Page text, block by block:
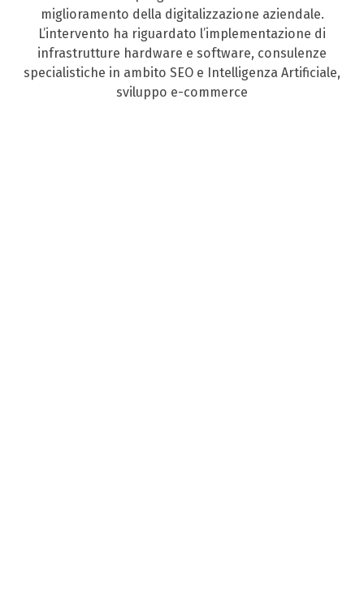
miglioramento della digitalizzazione aziendale.
L’intervento ha riguardato l’implementazione di
infrastrutture hardware e software, consulenze
specialistiche in ambito SEO e Intelligenza Artificiale,
sviluppo e-commerce